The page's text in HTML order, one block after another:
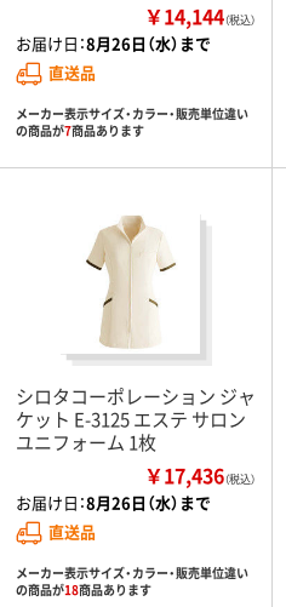
￥14,144（税込）
お届け日：8月26日（水）まで
直送品
メーカー表示サイズ・カラー・販売単位違い
の商品が7商品あります
シロタコーポレーション ジャ
ケット E-3125 エステ サロン
ユニフォーム 1枚
￥17,436（税込）
お届け日：8月26日（水）まで
直送品
メーカー表示サイズ・カラー・販売単位違い
の商品が18商品あります